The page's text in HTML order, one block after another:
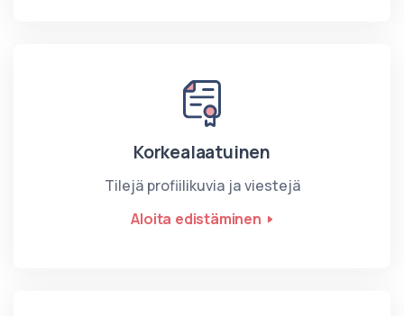
Korkealaatuinen
Tilejä profiilikuvia ja viestejä
Aloita edistäminen